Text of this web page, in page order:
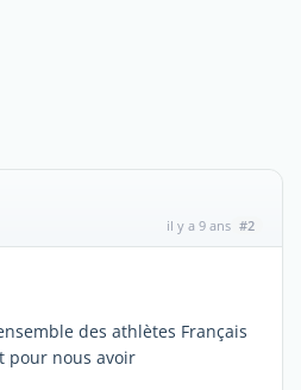
il y a 9 ans #2
des athlètes Français
pour nous avoir